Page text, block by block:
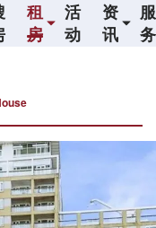
租
房
活
动
资
讯
服
务